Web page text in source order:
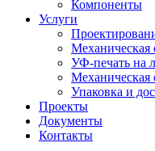
Компоненты
Услуги
Механическая
УФ-печать на
Механическая
Упаковка и
Проекты
Документы
Контакты